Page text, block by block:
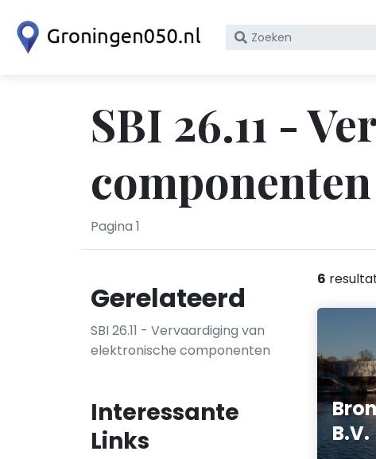
Zoek
KvK
nummer
SBI 26.11 -
Pagina 1
Gerelateerd
SBI 26.11 - Vervaardiging van
elektronische componenten
Interessante
Links
6
B.V.